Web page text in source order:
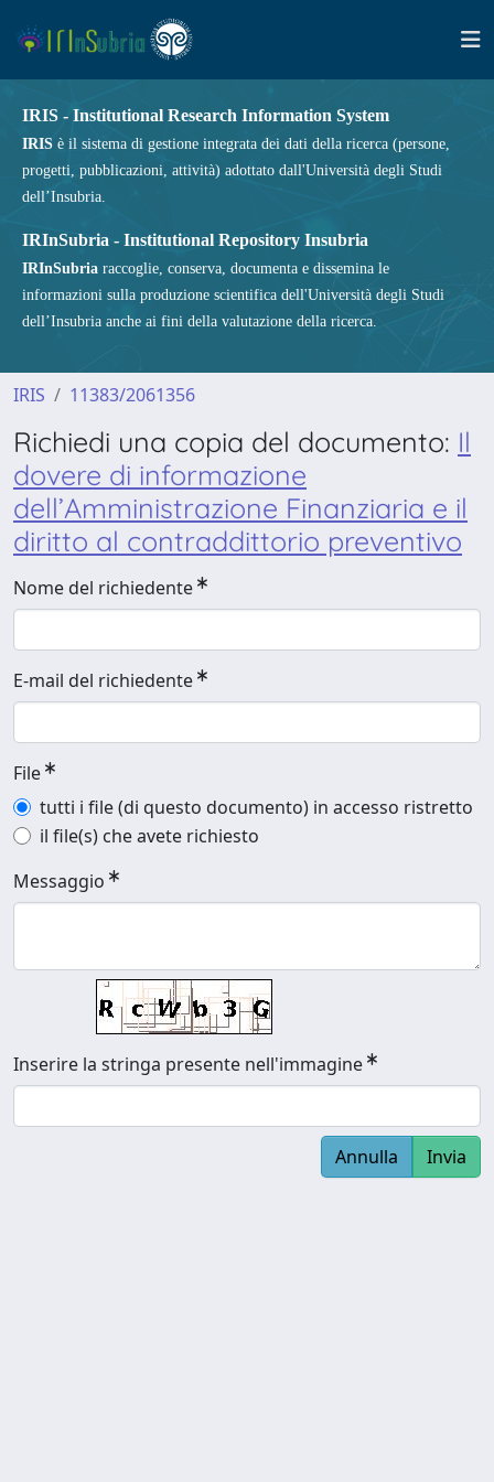
IRIS - Institutional Research Information System
IRIS è il sistema di gestione integrata dei dati della ricerca (persone,
progetti, pubblicazioni, attività) adottato dall'Università degli Studi
dell’Insubria.
IRInSubria - Institutional Repository Insubria
IRInSubria raccoglie, conserva, documenta e dissemina le
informazioni sulla produzione scientifica dell'Università degli Studi
dell’Insubria anche ai fini della valutazione della ricerca.
IRIS 11383/2061356
Richiedi una copia del documento: Il
dovere di informazione
dell’Amministrazione Finanziaria e il
diritto al contraddittorio preventivo
Nome del richiedente
E-mail del richiedente
File
tutti i file (di questo documento) in accesso ristretto
il file(s) che avete richiesto
Messaggio
Inserire la stringa presente nell'immagine
Annulla Invia